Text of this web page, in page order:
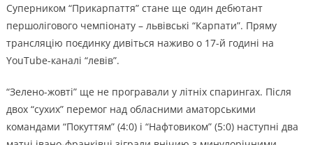
Суперником “Прикарпаття” стане ще один дебютант
першолігового чемпіонату – львівські “Карпати”. Пряму
трансляцію поєдинку дивіться наживо о 17-й годині на
YouTube-каналі “левів”.
“Зелено-жовті” ще не програвали у літніх спарингах. Після
двох “сухих” перемог над обласними аматорськими
командами “Покуттям” (4:0) і “Нафтовиком” (5:0) наступні два